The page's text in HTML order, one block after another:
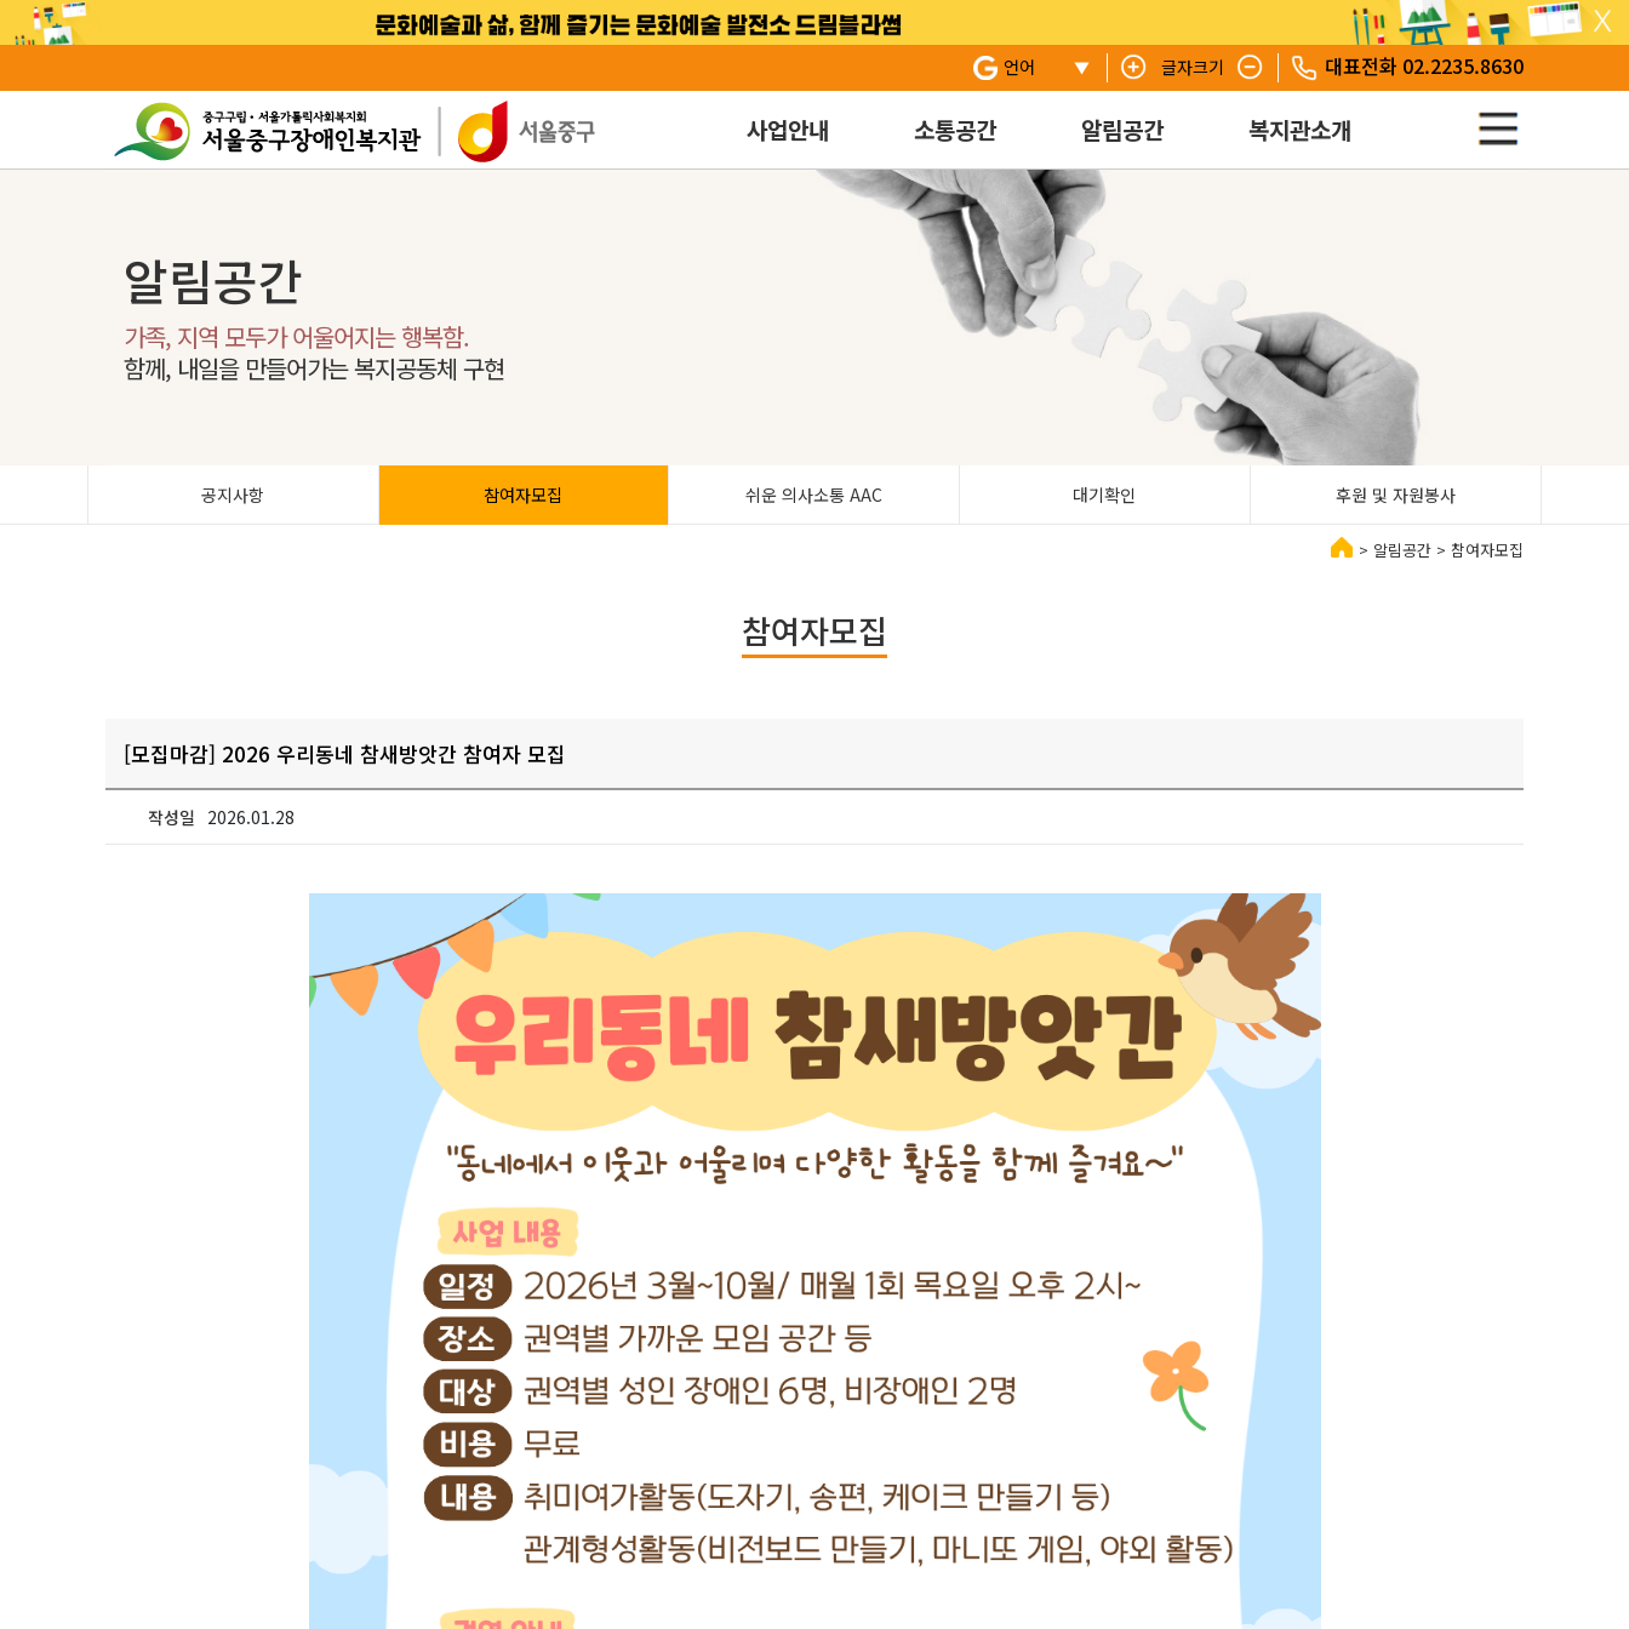
본문 바로 가기
서브 메뉴 바로가기
주 메뉴 바로 가기
언어 글자크기 대표전화 02.2235.8630
사업안내 소통공간 알림공간 복지관소개
알림공간
가족, 지역 모두가 어울어지는 행복함.
함께, 내일을 만들어가는 복지공동체 구현
공지사항 참여자모집 쉬운 의사소통 AAC 대기확인 후원 및 자원봉사
> 알림공간 > 참여자모집
참여자모집
[모집마감] 2026 우리동네 참새방앗간 참여자 모집
작성일 2026.01.28